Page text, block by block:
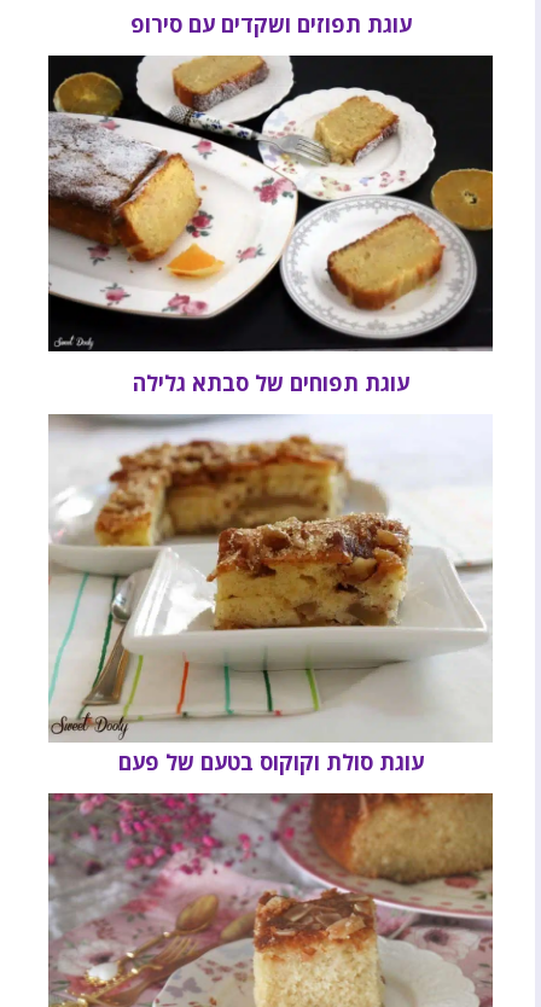
עוגת תפוזים ושקדים עם סירופ
עוגת תפוחים של סבתא גלילה
עוגת סולת וקוקוס בטעם של פעם